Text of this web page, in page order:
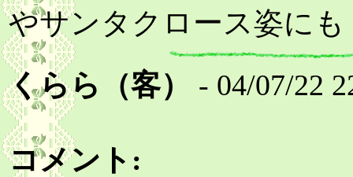
やサンタクロース姿にも
くらら（客）
- 04/07/22
コメント: